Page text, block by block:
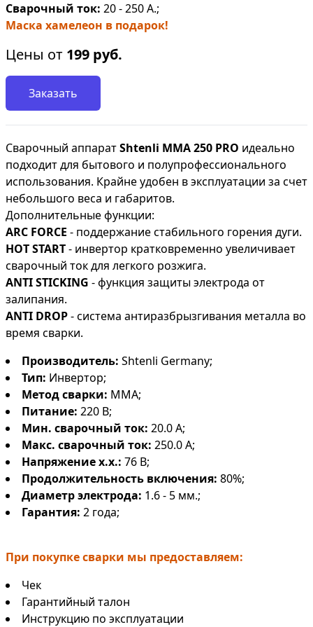
Сварочный ток: 20 - 250 А.;
Маска хамелеон в подарок!
Цены от 199 руб.
Заказать
Сварочный аппаратShtenli ММА 250 PRO идеально
подходит для бытового и полупрофессионального
использования. Крайне удобен в эксплуатации за счет
небольшого веса и габаритов.
Дополнительные функции:
ARC FORCE - поддержание стабильного горения дуги.
HOT START- инвертор кратковременно увеличивает
сварочный ток для легкого розжига.
ANTI STICKING - функция защиты электрода от
залипания.
ANTI DROP- система антиразбрызгивания металла во
время сварки.
Производитель: Shtenli Germany;
Тип: Инвертор;
Метод сварки: MMA;
Питание: 220 В;
Мин. сварочный ток: 20.0 А;
Макс. сварочный ток: 250.0 А;
Напряжение х.х.: 76 В;
Продолжительность включения: 80%;
Диаметр электрода: 1.6 - 5 мм.;
Гарантия: 2 года;
При покупке сварки мы предоставляем:
Чек
Гарантийный талон
Инструкцию по эксплуатации